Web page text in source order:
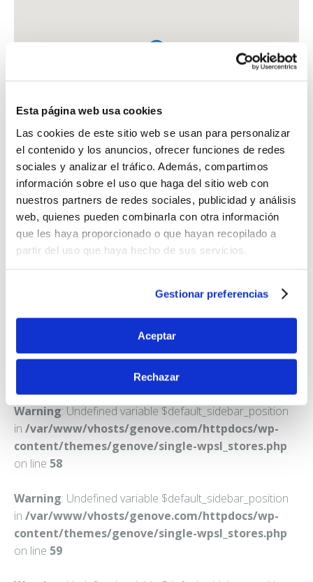
Esta página web usa cookies
Las cookies de este sitio web se usan para personalizar
el contenido y los anuncios, ofrecer funciones de redes
sociales y analizar el tráfico. Además, compartimos
información sobre el uso que haga del sitio web con
nuestros partners de redes sociales, publicidad y análisis
web, quienes pueden combinarla con otra información
que les haya proporcionado o que hayan recopilado a
partir del uso que haya hecho de sus servicios.
Gestionar preferencias
Aceptar
Rechazar
FARMACIA BONDIA MARTINEZ, FERNANDO
C. SALVADOR ESPRIU, 2
Warning: Undefined variable $default_sidebar_position
in /var/www/vhosts/genove.com/httpdocs/wp-
content/themes/genove/single-wpsl_stores.php
on line 58
Warning: Undefined variable $default_sidebar_position
in /var/www/vhosts/genove.com/httpdocs/wp-
content/themes/genove/single-wpsl_stores.php
on line 59